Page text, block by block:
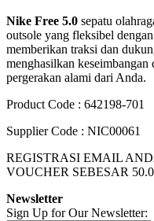
Nike Free 5.0 sepatu
outsole yang fleksibel
memberikan traksi dan
menghasilkan keseimbangan
pergerakan alami dari Anda.
Product Code : 642198-701
Supplier Code : NIC00061
REGISTRASI EMAIL
VOUCHER SEBESAR
Newsletter
Sign Up for Our Newsletter: